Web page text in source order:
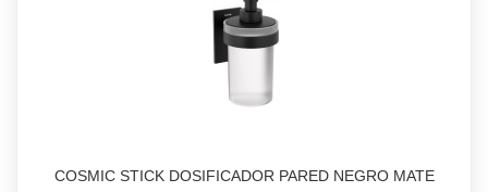
COSMIC STICK DOSIFICADOR PARED NEGRO MATE